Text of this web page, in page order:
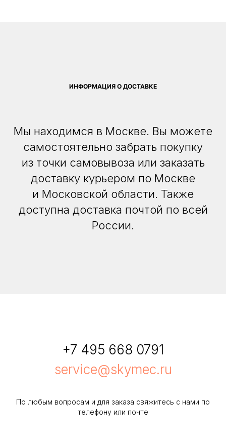
ИНФОРМАЦИЯ О ДОСТАВКЕ
Мы находимся в Москве. Вы можете
самостоятельно забрать покупку
из точки самовывоза или заказать
доставку курьером по Москве
и Московской области. Также
доступна доставка почтой по всей
России.
+7 495 668 0791
service@skymec.ru
По любым вопросам и для заказа свяжитесь с нами по
телефону или почте